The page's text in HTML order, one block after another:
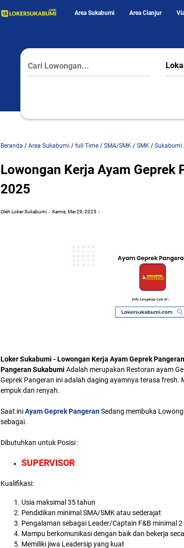
Area Sukabumi Area Cianjur
Beranda / Area Sukabumi / full Time / SMA/SMK / SMK / Sukabumi
Lowongan Kerja Ayam Geprek
2025
Oleh Loker Sukabumi Kamis, Mei 29, 2025
Loker Sukabumi - Lowongan Kerja Ayam Geprek
Pangeran Sukabumi Adalah merupakan Restoran ayam
Geprek Pangeran ini adalah daging ayamnya terasa
empuk dan renyah.
Saat iniAyam Geprek PangeranSedang membuka
sebagai.
Dibutuhkan untuk Posisi :
SUPERVISOR
Kualifikasi:
Usia maksimal 35 tahun
Pendidikan minimal SMA/SMK atau sederajat
Pengalaman sebagai Leader/Captain F&B minimal
Mampu berkomunikasi dengan baik dan bekerja
Memiliki jiwa Leadersip yang kuat